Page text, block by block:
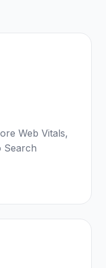
Web Vitals,
Search